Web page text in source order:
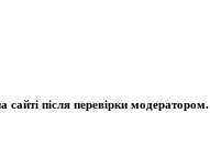
сайті після перевірки модератором.